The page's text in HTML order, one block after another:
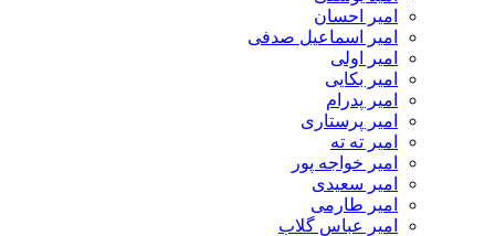
امیر احسان
امیر اسماعیل صدفی
امیر اولی
امیر بکایی
امیر پدرام
امیر پرستاری
امیر ته ته
امیر خواجه پور
امیر سعیدی
امیر طارمی
امیر عباس گلاب